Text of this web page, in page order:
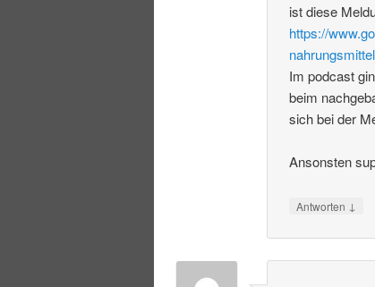
ist diese
https://
Im podcast
beim
sich bei der
Ansonsten
Antworten ↓